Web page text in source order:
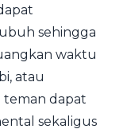
sehingga
waktu
atau
teman dapat
sekaligus